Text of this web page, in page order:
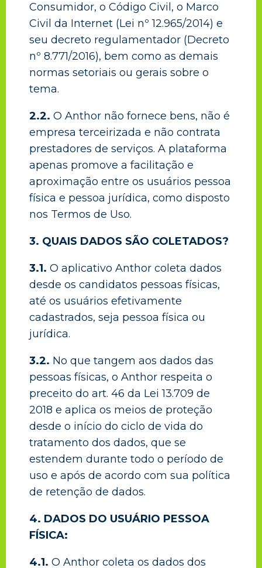
Consumidor, o Código Civil, o Marco
Civil da Internet (Lei nº 12.965/2014) e
seu decreto regulamentador (Decreto
nº 8.771/2016), bem como as demais
normas setoriais ou gerais sobre o
tema.
2.2. O Anthor não fornece bens, não é
empresa terceirizada e não contrata
prestadores de serviços. A plataforma
apenas promove a facilitação e
aproximação entre os usuários pessoa
física e pessoa jurídica, como disposto
nos Termos de Uso.
3. QUAIS DADOS SÃO COLETADOS?
3.1. O aplicativo Anthor coleta dados
desde os candidatos pessoas físicas,
até os usuários efetivamente
cadastrados, seja pessoa física ou
jurídica.
3.2. No que tangem aos dados das
pessoas físicas, o Anthor respeita o
preceito do art. 46 da Lei 13.709 de
2018 e aplica os meios de proteção
desde o início do ciclo de vida do
tratamento dos dados, que se
estendem durante todo o período de
uso e após de acordo com sua política
de retenção de dados.
4. DADOS DO USUÁRIO PESSOA
FÍSICA:
4.1. O Anthor coleta os dados dos